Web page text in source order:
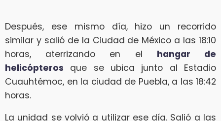
Después, ese mismo día, hizo un recorrido
similar y salió de la Ciudad de México a las 18:10
horas, aterrizando en el hangar de
helicópteros que se ubica junto al Estadio
Cuauhtémoc, en la ciudad de Puebla, a las 18:42
horas.
La unidad se volvió a utilizar ese día. Salió a las